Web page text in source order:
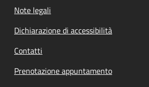
Note legali
Dichiarazione di accessibilità
Contatti
Prenotazione appuntamento